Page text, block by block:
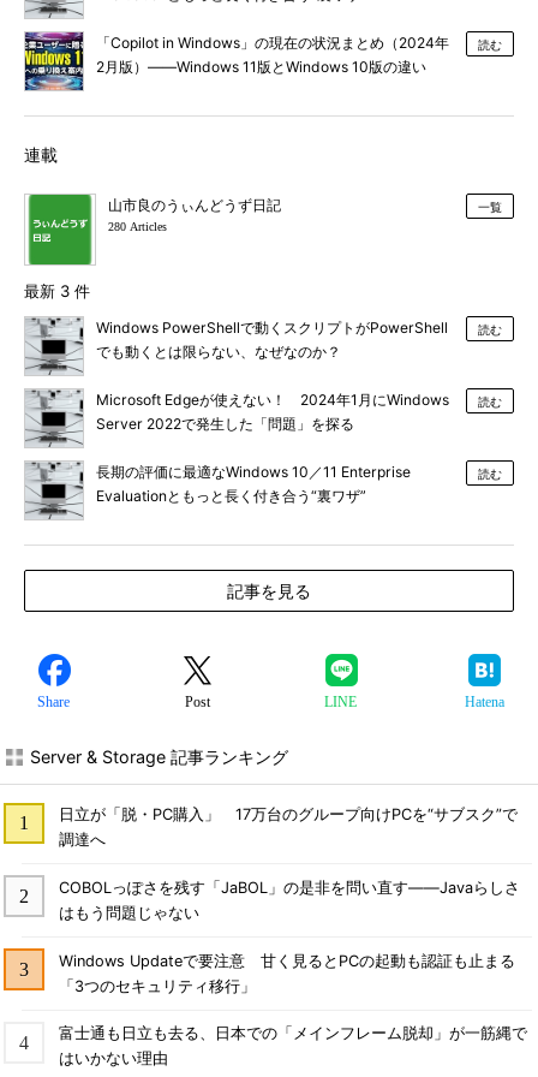
「Copilot in Windows」の現在の状況まとめ（2024年
2月版）――Windows 11版とWindows 10版の違い
読む
連載
山市良のうぃんどうず日記
280 Articles
一覧
最新 3 件
Windows PowerShellで動くスクリプトがPowerShell
でも動くとは限らない、なぜなのか？
読む
Microsoft Edgeが使えない！ 2024年1月にWindows
Server 2022で発生した「問題」を探る
読む
長期の評価に最適なWindows 10／11 Enterprise
Evaluationともっと長く付き合う“裏ワザ”
読む
記事を見る
Share Post LINE Hatena
Server & Storage 記事ランキング
日立が「脱・PC購入」 17万台のグループ向けPCを“サブスク”で
調達へ
COBOLっぽさを残す「JaBOL」の是非を問い直す――Javaらしさ
はもう問題じゃない
Windows Updateで要注意 甘く見るとPCの起動も認証も止まる
「3つのセキュリティ移行」
富士通も日立も去る、日本での「メインフレーム脱却」が一筋縄で
はいかない理由